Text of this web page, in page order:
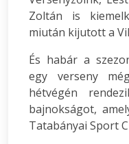
Zoltán is
miután kijutott a
És habár a
egy verseny
hétvégén
bajnokságot,
Tatabányai Sport